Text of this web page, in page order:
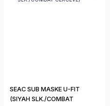
SEAC SUB MASKE U-FIT
(SIYAH SLK./COMBAT